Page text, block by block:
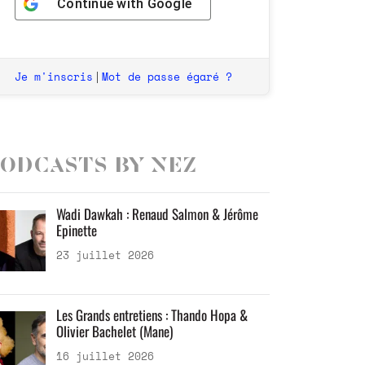
Continue with Google
Je m'inscris | Mot de passe égaré ?
by Nez
Wadi Dawkah : Renaud Salmon & Jérôme
Epinette
23 juillet 2026
Les Grands entretiens : Thando Hopa &
Olivier Bachelet (Mane)
16 juillet 2026